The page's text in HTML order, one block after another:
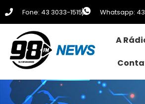
Fone: 43 3033-1515 Whatsapp: 43
A